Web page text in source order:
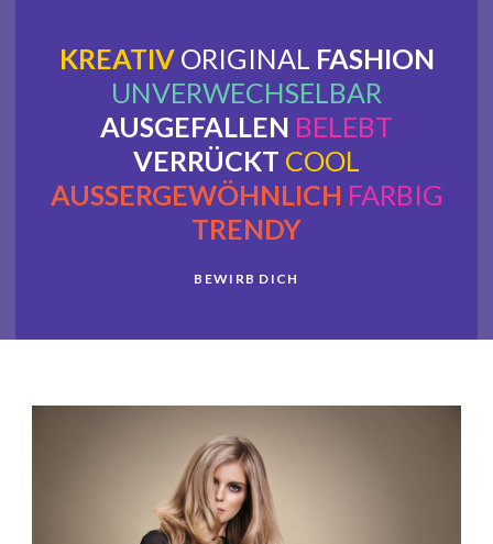
KREATIV ORIGINAL FASHION
UNVERWECHSELBAR
AUSGEFALLEN BELEBT
VERRÜCKT COOL
AUSSERGEWÖHNLICH FARBIG
TRENDY
BEWIRB DICH